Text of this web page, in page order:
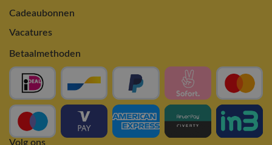
Cadeaubonnen
Vacatures
Betaalmethoden
Volg ons